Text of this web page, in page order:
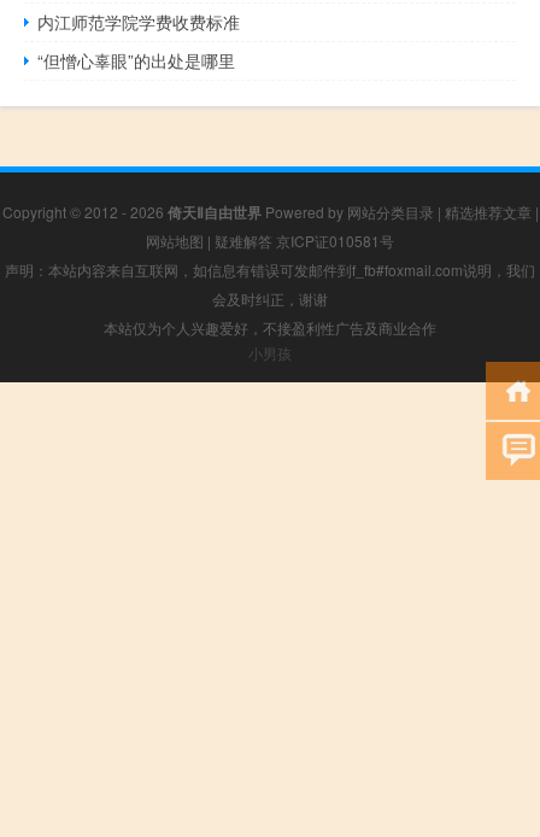
内江师范学院学费收费标准
“但憎心辜眼”的出处是哪里
Copyright © 2012 - 2026 倚天Ⅱ自由世界Powered by 网站分类目录 | 精选推荐文章 |
网站地图 | 疑难解答 京ICP证010581号
声明：本站内容来自互联网，如信息有错误可发邮件到f_fb#foxmail.com说明，我们
会及时纠正，谢谢
本站仅为个人兴趣爱好，不接盈利性广告及商业合作
小男孩